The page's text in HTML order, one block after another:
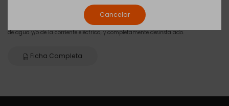
Nos llevamos tu electrodoméstico usado.
Este servicio está sujeto a que el aparato se encuentre desconectado de la toma
de agua y/o de la corriente eléctrica, y completamente desinstalado.
Ficha Completa
Cancelar